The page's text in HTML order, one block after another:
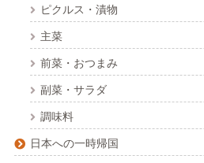
ピクルス・漬物
主菜
前菜・おつまみ
副菜・サラダ
調味料
日本への一時帰国